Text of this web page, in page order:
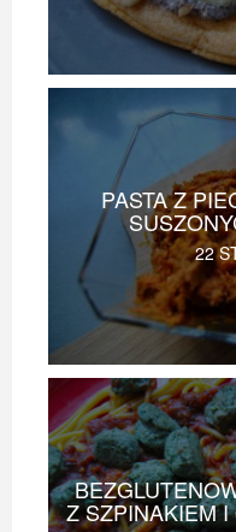
PASTA Z
22
Z SZPINAKIEM